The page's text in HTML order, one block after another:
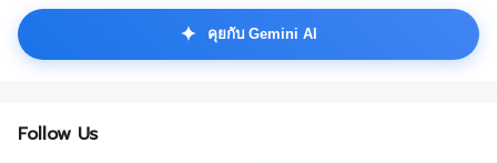
✦ คุยกับ Gemini AI
Follow Us